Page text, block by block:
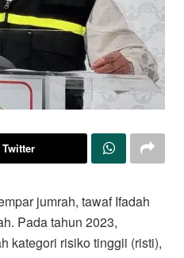
jumrah, tawaf Ifadah
Pada tahun 2023,
kategori risiko tinggii (risti),